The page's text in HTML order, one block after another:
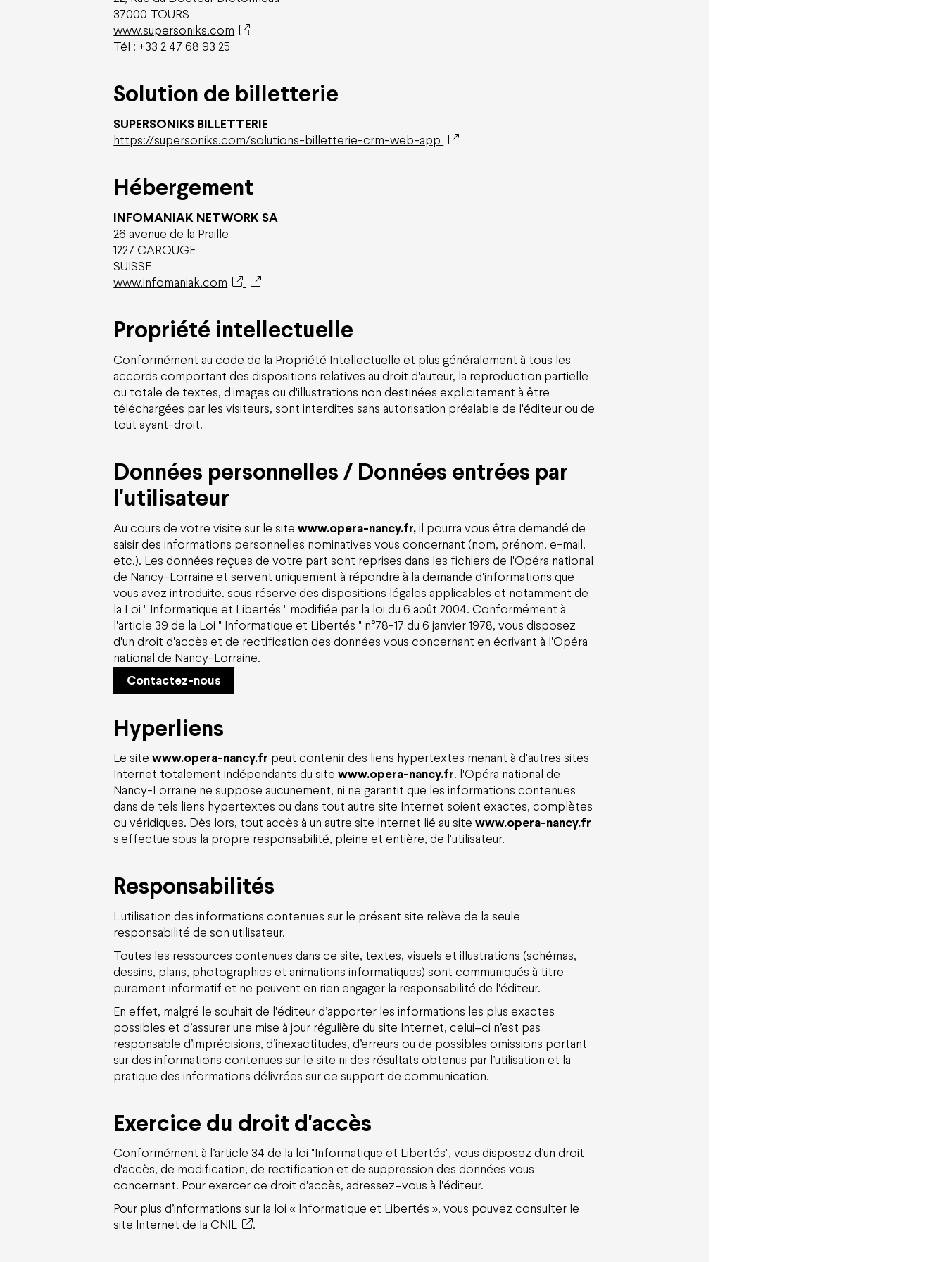
37000 TOURS
www.supersoniks.com
Tél : +33 2 47 68 93 25
Solution de billetterie
SUPERSONIKS BILLETTERIE
https://supersoniks.com/solutions-billetterie-crm-web-app
Hébergement
INFOMANIAK NETWORK SA
26 avenue de la Praille
1227 CAROUGE
SUISSE
www.infomaniak.com
Propriété intellectuelle
Conformément au code de la Propriété Intellectuelle et plus généralement à tous les
accords comportant des dispositions relatives au droit d'auteur, la reproduction partielle
ou totale de textes, d'images ou d'illustrations non destinées explicitement à être
téléchargées par les visiteurs, sont interdites sans autorisation préalable de l'éditeur ou de
tout ayant-droit.
Données personnelles / Données entrées par
l'utilisateur
Au cours de votre visite sur le sitewww.opera-nancy.fr,il pourra vous être demandé de
saisir des informations personnelles nominatives vous concernant (nom, prénom, e-mail,
etc.). Les données reçues de votre part sont reprises dans les fichiers de l'Opéra national
de Nancy-Lorraine et servent uniquement à répondre à la demande d'informations que
vous avez introduite. sous réserve des dispositions légales applicables et notamment de
la Loi " Informatique et Libertés " modifiée par la loi du 6 août 2004. Conformément à
l'article 39 de la Loi " Informatique et Libertés " n°78-17 du 6 janvier 1978, vous disposez
d'un droit d'accès et de rectification des données vous concernant en écrivant à l'Opéra
national de Nancy-Lorraine.
Contactez-nous
Hyperliens
Le sitewww.opera-nancy.fr peut contenir des liens hypertextes menant à d'autres sites
Internet totalement indépendants du sitewww.opera-nancy.fr. l'Opéra national de
Nancy-Lorraine ne suppose aucunement, ni ne garantit que les informations contenues
dans de tels liens hypertextes ou dans tout autre site Internet soient exactes, complètes
ou véridiques. Dès lors, tout accès à un autre site Internet lié au sitewww.opera-nancy.fr
s'effectue sous la propre responsabilité, pleine et entière, de l'utilisateur.
Responsabilités
L'utilisation des informations contenues sur le présent site relève de la seule
responsabilité de son utilisateur.
Toutes les ressources contenues dans ce site, textes, visuels et illustrations (schémas,
dessins, plans, photographies et animations informatiques) sont communiqués à titre
purement informatif et ne peuvent en rien engager la responsabilité de l'éditeur.
En effet, malgré le souhait de l'éditeur d’apporter les informations les plus exactes
possibles et d’assurer une mise à jour régulière du site Internet, celui–ci n’est pas
responsable d’imprécisions, d’inexactitudes, d’erreurs ou de possibles omissions portant
sur des informations contenues sur le site ni des résultats obtenus par l’utilisation et la
pratique des informations délivrées sur ce support de communication.
Exercice du droit d'accès
Conformément à l’article 34 de la loi "Informatique et Libertés", vous disposez d’un droit
d'accès, de modification, de rectification et de suppression des données vous
concernant. Pour exercer ce droit d'accès, adressez–vous à l'éditeur.
Pour plus d’informations sur la loi « Informatique et Libertés », vous pouvez consulter le
site Internet de laCNIL .